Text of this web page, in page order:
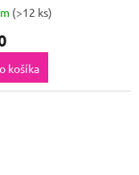
(>12 ks)
košíka